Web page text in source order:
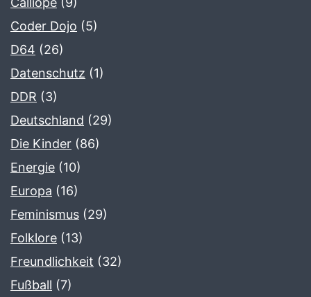
Coder Dojo (5)
D64 (26)
Datenschutz (1)
DDR (3)
Deutschland (29)
Die Kinder (86)
Energie (10)
Europa (16)
Feminismus (29)
Folklore (13)
Freundlichkeit (32)
Fußball (7)